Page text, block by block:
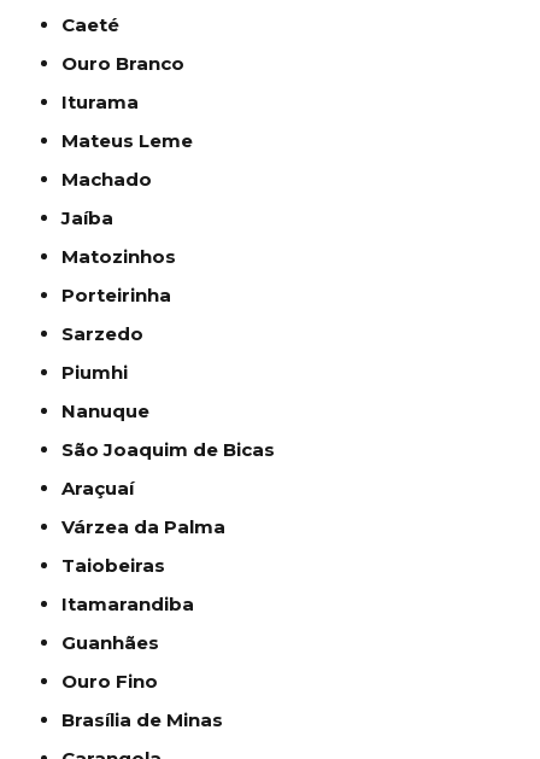
Caeté
Ouro Branco
Iturama
Mateus Leme
Machado
Jaíba
Matozinhos
Porteirinha
Sarzedo
Piumhi
Nanuque
São Joaquim de Bicas
Araçuaí
Várzea da Palma
Taiobeiras
Itamarandiba
Guanhães
Ouro Fino
Brasília de Minas